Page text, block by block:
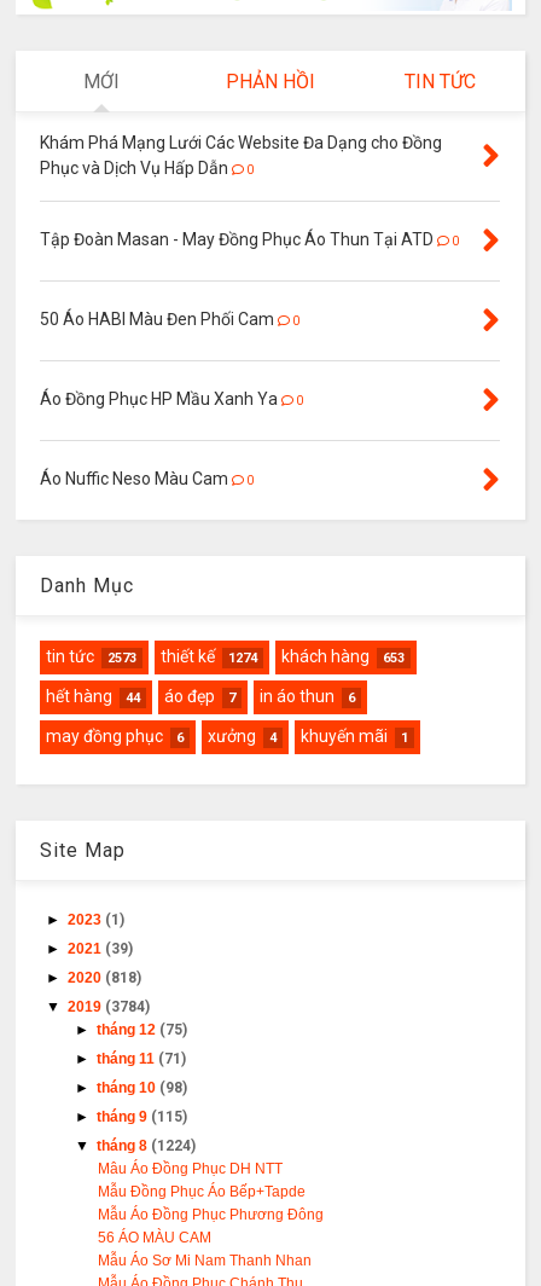
MỚI PHẢN HỒI TIN TỨC
Khám Phá Mạng Lưới Các Website Đa Dạng cho Đồng
Phục và Dịch Vụ Hấp Dẫn
0
Tập Đoàn Masan - May Đồng Phục Áo Thun Tại ATD 0
50 Áo HABI Màu Đen Phối Cam 0
Áo Đồng Phục HP Mầu Xanh Ya 0
Áo Nuffic Neso Màu Cam 0
Danh Mục
tin tức 2573 thiết kế 1274 khách hàng 653
hết hàng 44 áo đẹp 7 in áo thun 6
may đồng phục 6 xưởng 4 khuyến mãi 1
Site Map
►2023 (1)
►2021 (39)
►2020 (818)
▼2019 (3784)
►tháng 12 (75)
►tháng 11 (71)
►tháng 10 (98)
►tháng 9 (115)
▼tháng 8 (1224)
Mâu Áo Đồng Phục DH NTT
Mẫu Đồng Phục Áo Bếp+Tapde
Mẫu Áo Đồng Phục Phương Đông
56 ÁO MÀU CAM
Mẫu Áo Sơ Mi Nam Thanh Nhan